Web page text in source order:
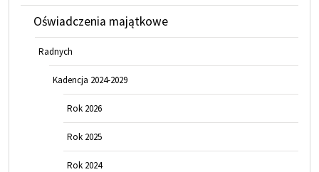
Oświadczenia majątkowe
Radnych
Kadencja 2024-2029
Rok 2026
Rok 2025
Rok 2024